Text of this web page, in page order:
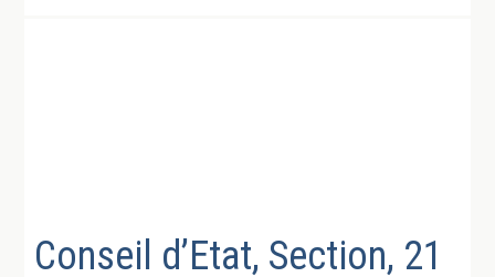
Conseil d’Etat, Section, 21